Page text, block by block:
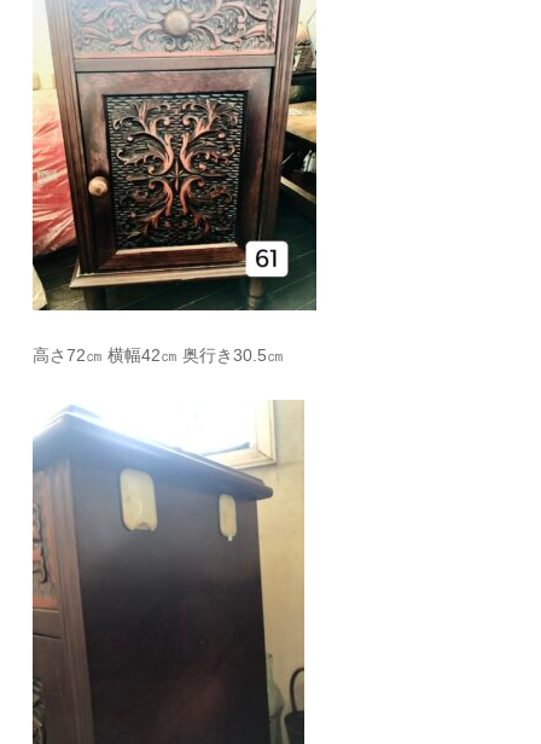
高さ72㎝ 横幅42㎝ 奥行き30.5㎝